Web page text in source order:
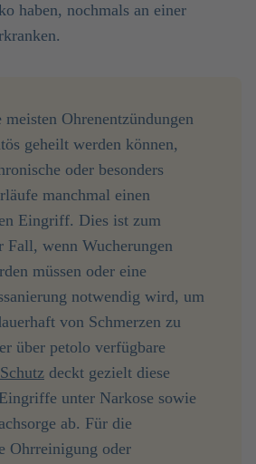
haben, nochmals an einer
Ohrenentzündungen
geheilt werden können,
oder besonders
manchmal einen
Eingriff. Dies ist zum
Fall, wenn Wucherungen
müssen oder eine
notwendig wird, um
von Schmerzen zu
über petolo verfügbare
deckt gezielt diese
unter Narkose sowie
ab. Für die
Ohrreinigung oder